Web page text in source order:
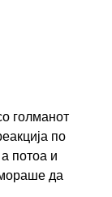
голманот
по
потоа и
да